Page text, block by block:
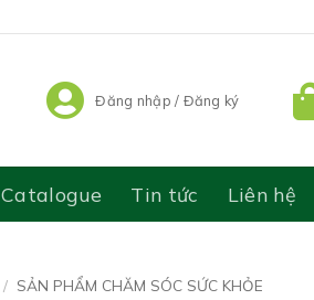
Đăng nhập / Đăng ký
Catalogue Tin tức Liên hệ
/ SẢN PHẨM CHĂM SÓC SỨC KHỎE